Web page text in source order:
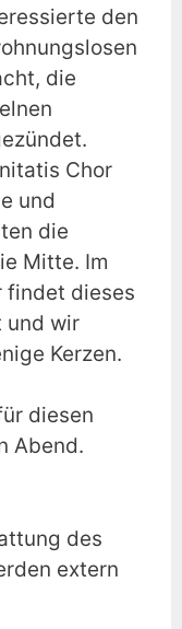
den
die
Chor
und
die
Mitte. Im
findet dieses
und wir
Kerzen.
diesen
Abend.
des
extern